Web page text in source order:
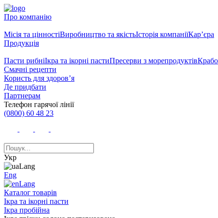
Про компанію
Місія та цінностіВиробництво та якістьІсторія компаніїКар’єра
Продукція
Пасти рибніІкра та ікорні пастиПресерви з морепродуктів
Смачні рецепти
Користь для здоров’я
Де придбати
Партнерам
Телефон гарячої лінії
(0800) 60 48 23
Укр
Eng
Каталог товарів
Ікра та ікорні пасти
Ікра пробійна